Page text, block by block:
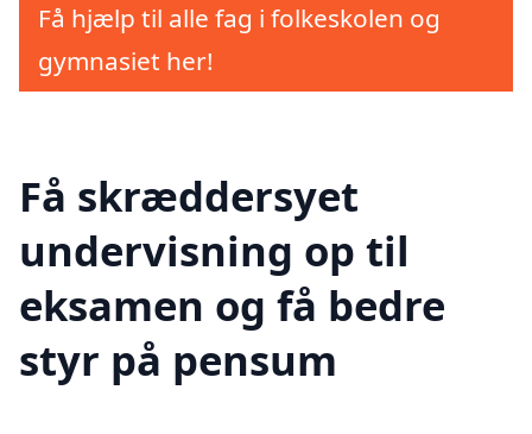
Få hjælp til alle fag i folkeskolen og
gymnasiet her!
Få skræddersyet
undervisning op til
eksamen og få bedre
styr på pensum